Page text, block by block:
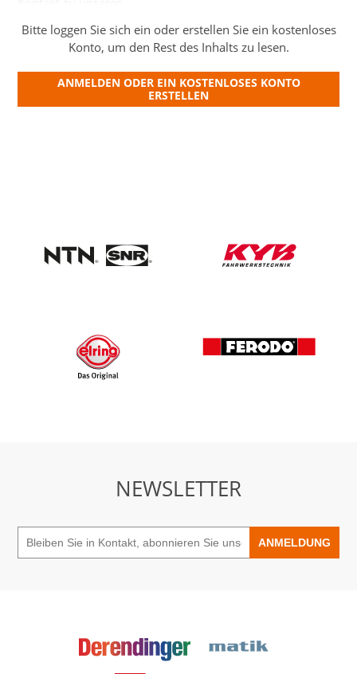
Techspirit
Über uns
Kontakt
Bitte loggen Sie sich ein oder erstellen Sie ein kostenloses
Konto, um den Rest des Inhalts zu lesen.
ANMELDEN ODER EIN KOSTENLOSES KONTO
ERSTELLEN
NEWSLETTER
ANMELDUNG